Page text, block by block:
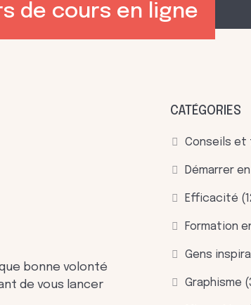
de cours en ligne
bonne volonté
de vous lancer
CATÉGORIES
Conseils
Démarrer
Efficacité
Formation
Gens
Graphisme